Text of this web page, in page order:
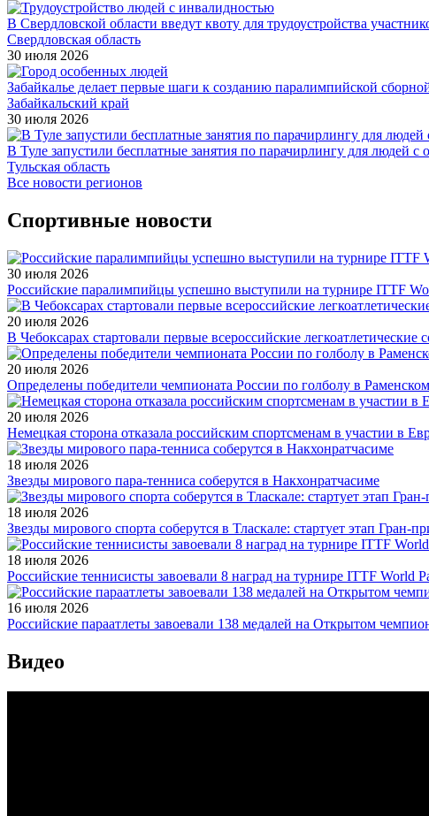
В Свердловской области введут квоту для трудоустройства
Свердловская область
30 июля 2026
Забайкалье делает первые шаги к созданию паралимпийской
Забайкальский край
30 июля 2026
В Туле запустили бесплатные занятия по парачирлингу для людей
Тульская область
Все новости регионов
Спортивные новости
30 июля 2026
Российские паралимпийцы успешно выступили на турнире ITTF
20 июля 2026
В Чебоксарах стартовали первые всероссийские
20 июля 2026
Определены победители чемпионата России по голболу в Раменском
20 июля 2026
Немецкая сторона отказала российским спортсменам в участии в
18 июля 2026
Звезды мирового пара-тенниса соберутся в Накхонратчасиме
18 июля 2026
Звезды мирового спорта соберутся в Тласкале: стартует этап Гран-
18 июля 2026
Российские теннисисты завоевали 8 наград на турнире ITTF World
16 июля 2026
Российские параатлеты завоевали 138 медалей на Открытом
Видео